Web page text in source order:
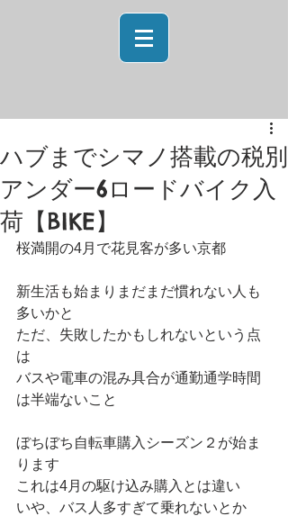
ハブまでシマノ搭載の税別
アンダー6ロードバイク入
荷【BIKE】
桜満開の4月で花見客が多い京都
新生活も始まりまだまだ慣れない人も
多いかと
ただ、失敗したかもしれないという点
は
バスや電車の混み具合が通勤通学時間
は半端ないこと
ぼちぼち自転車購入シーズン２が始ま
ります
これは4月の駆け込み購入とは違い
いや、バス人多すぎて乗れないとか